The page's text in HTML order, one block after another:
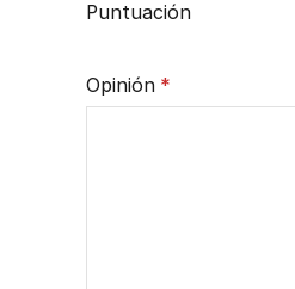
Puntuación
Opinión *